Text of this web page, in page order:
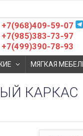
+7(968)409-59-07
+7(985)383-73-97
+7(499)390-78-93
МЯГКАЯ
КАРКАС